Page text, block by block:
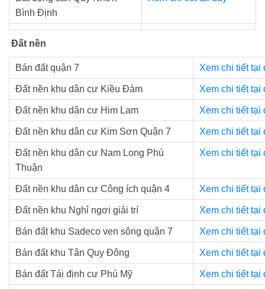
Bình Định
Đất nền
Bán đất quận 7 Xem chi tiết tại
Đất nền khu dân cư Kiều Đàm Xem chi tiết tại
Đất nền khu dân cư Him Lam Xem chi tiết tại
Đất nền khu dân cư Kim Sơn Quận 7 Xem chi tiết tại
Đất nền khu dân cư Nam Long Phú
Thuận
Xem chi tiết tại
Đất nền khu dân cư Công ích quận 4 Xem chi tiết tại
Đất nền khu Nghỉ ngơi giải trí Xem chi tiết tại
Bán đất khu Sadeco ven sông quận 7 Xem chi tiết tại
Bán đất khu Tân Quy Đông Xem chi tiết tại
Bán đất Tái định cư Phú Mỹ Xem chi tiết tại